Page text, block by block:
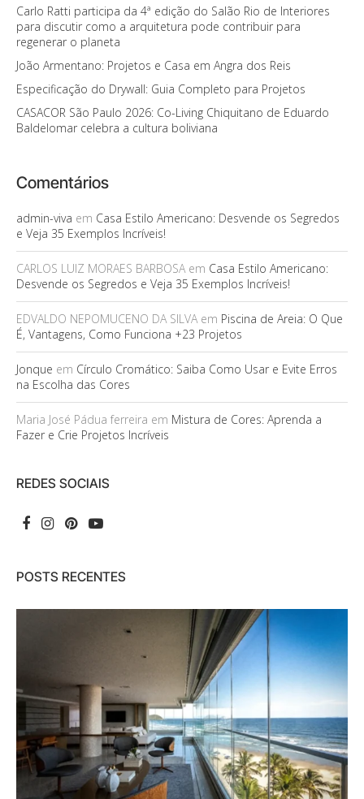
Carlo Ratti participa da 4ª edição do Salão Rio de Interiores
para discutir como a arquitetura pode contribuir para
regenerar o planeta
João Armentano: Projetos e Casa em Angra dos Reis
Especificação do Drywall: Guia Completo para Projetos
CASACOR São Paulo 2026: Co-Living Chiquitano de Eduardo
Baldelomar celebra a cultura boliviana
Comentários
admin-viva em Casa Estilo Americano: Desvende os Segredos
e Veja 35 Exemplos Incríveis!
CARLOS LUIZ MORAES BARBOSAem Casa Estilo Americano:
Desvende os Segredos e Veja 35 Exemplos Incríveis!
EDVALDO NEPOMUCENO DA SILVAem Piscina de Areia: O Que
É, Vantagens, Como Funciona +23 Projetos
Jonque em Círculo Cromático: Saiba Como Usar e Evite Erros
na Escolha das Cores
Maria José Pádua ferreira em Mistura de Cores: Aprenda a
Fazer e Crie Projetos Incríveis
REDES SOCIAIS
POSTS RECENTES